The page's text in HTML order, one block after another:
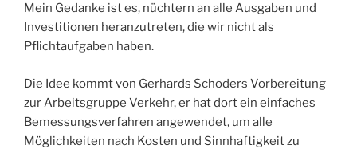
Mein Gedanke ist es, nüchtern an alle Ausgaben und
Investitionen heranzutreten, die wir nicht als
Pflichtaufgaben haben.
Die Idee kommt von Gerhards Schoders Vorbereitung
zur Arbeitsgruppe Verkehr, er hat dort ein einfaches
Bemessungsverfahren angewendet, um alle
Möglichkeiten nach Kosten und Sinnhaftigkeit zu